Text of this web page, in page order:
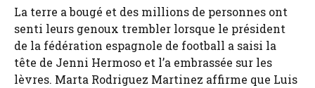
La terre a bougé et des millions de personnes ont
senti leurs genoux trembler lorsque le président
de la fédération espagnole de football a saisi la
tête de Jenni Hermoso et l’a embrassée sur les
lèvres. Marta Rodriguez Martinez affirme que Luis